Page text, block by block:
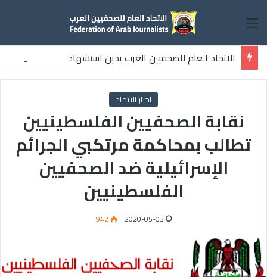
القائمة
الاتحاد العام للصحفيين العرب يدين استشهاد
ثلاثة صحفيين فلسطينيين باستهداف إسرائيلي وسط قطاع غزة
اخبار الاتحاد
نقابة الصحفيين الفلسطينيين
تطالب بمحاكمة مرتكبي الجرائم
الإسرائيلية ضد الصحفيين
الفلسطينيين
2020-05-03
942